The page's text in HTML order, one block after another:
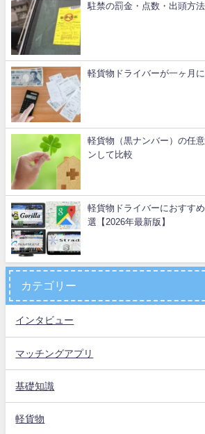
駐禁の罰金・点数・出頭方
軽貨物ドライバーが一ヶ月
軽貨物（黒ナンバー）の任
ンして比較
軽貨物ドライバーにおすす
選【2026年最新版】
カテゴリー
インタビュー
マッチングアプリ
基礎知識
軽貨物